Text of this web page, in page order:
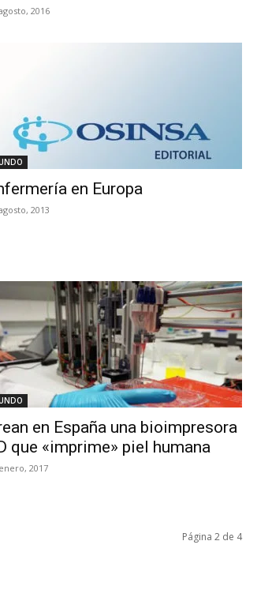
2016
en Europa
2013
en España una bioimpresora
que «imprime» piel humana
2017
Página 2 de 4